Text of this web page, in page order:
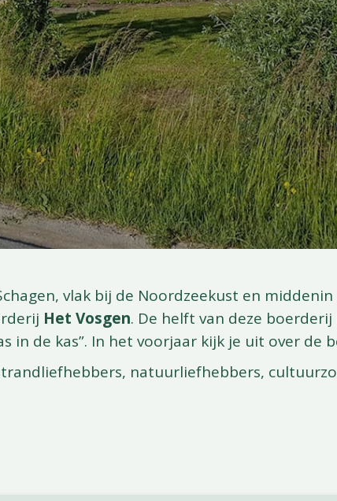
vlak bij de Noordzeekust en
Het Vosgen. De helft van deze
in de kas”. In het voorjaar kijk je uit over de
natuurliefhebbers,